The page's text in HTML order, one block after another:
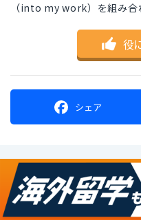
（into my work）を組み合
役
シェア